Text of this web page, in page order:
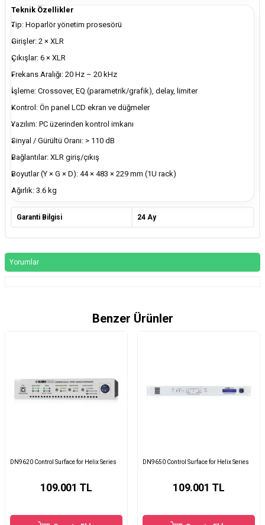
Teknik Özellikler
Tip: Hoparlör yönetim prosesörü
Girişler: 2 × XLR
Çıkışlar: 6 × XLR
Frekans Aralığı: 20 Hz – 20 kHz
İşleme: Crossover, EQ (parametrik/grafik), delay, limiter
Kontrol: Ön panel LCD ekran ve düğmeler
Yazılım: PC üzerinden kontrol imkanı
Sinyal / Gürültü Oranı: > 110 dB
Bağlantılar: XLR giriş/çıkış
Boyutlar (Y × G × D): 44 × 483 × 229 mm (1U rack)
Ağırlık: 3.6 kg
Garanti Bilgisi 24 Ay
Yorumlar
Benzer Ürünler
DN9620 Control Surface for Helix Series
109.001 TL
DN9650 Control Surface for Helix Series
109.001 TL